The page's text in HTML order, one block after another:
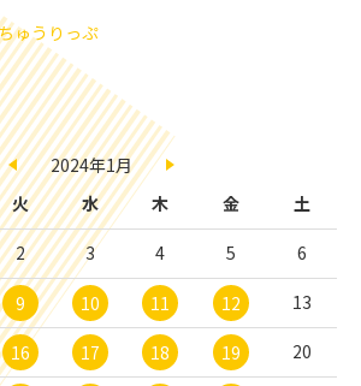
ゅうりっぷ
2024年1月
火 水 木 金 土
2 3 4 5 6
9 10 11 12 13
16 17 18 19 20